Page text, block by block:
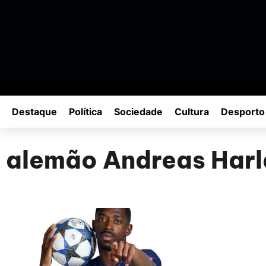
Destaque Política Sociedade Cultura Desporto
alemão Andreas